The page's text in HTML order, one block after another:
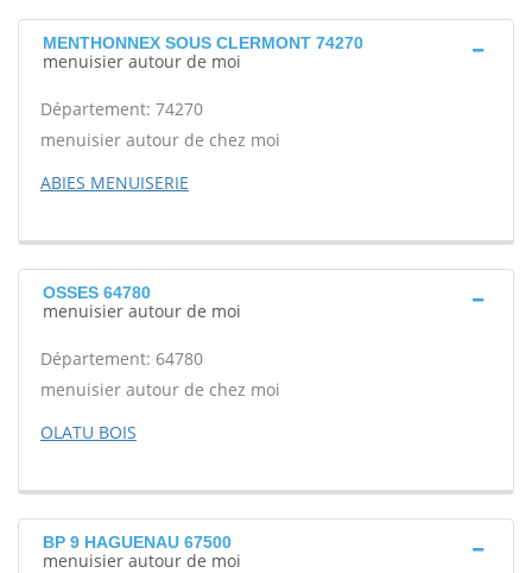
MENTHONNEX SOUS CLERMONT 74270
menuisier autour de moi
Département: 74270
menuisier autour de chez moi
ABIES MENUISERIE
OSSES 64780
menuisier autour de moi
Département: 64780
menuisier autour de chez moi
OLATU BOIS
BP 9 HAGUENAU 67500
menuisier autour de moi